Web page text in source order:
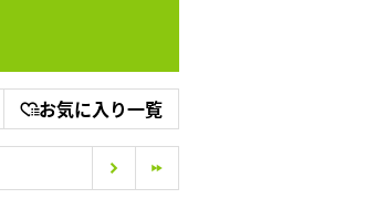
お気に入り一覧